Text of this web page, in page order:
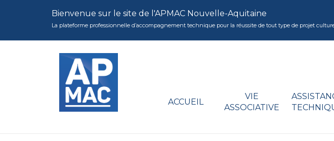
Bienvenue sur le site de l'APMAC Nouvelle-Aquitaine
La plateforme professionnelle d’accompagnement technique pour la réussite de tout type de projet
ACCUEIL
VIE
ASSOCIATIVE